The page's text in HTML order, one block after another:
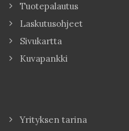
Tuotepalautus
Laskutusohjeet
Sivukartta
Kuvapankki
Yrityksen tarina